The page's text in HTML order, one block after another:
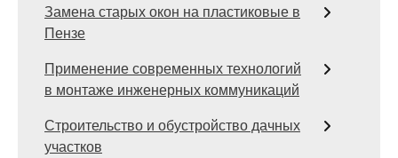
Замена старых окон на пластиковые в
Пензе
Применение современных технологий
в монтаже инженерных коммуникаций
Строительство и обустройство дачных
участков